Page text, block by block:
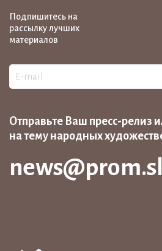
Подпишитесь на
рассылку лучших
материалов
Отправьте Ваш пресс-релиз
на тему народных
news@prom.sl